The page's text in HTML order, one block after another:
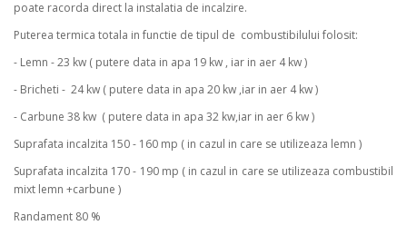
poate racorda direct la instalatia de incalzire.
Puterea termica totala in functie de tipul de combustibilului folosit:
- Lemn - 23 kw ( putere data in apa 19 kw , iar in aer 4 kw )
- Bricheti - 24 kw ( putere data in apa 20 kw ,iar in aer 4 kw )
- Carbune 38 kw ( putere data in apa 32 kw,iar in aer 6 kw )
Suprafata incalzita 150 - 160 mp ( in cazul in care se utilizeaza lemn )
Suprafata incalzita 170 - 190 mp ( in cazul in care se utilizeaza combustibil
mixt lemn +carbune )
Randament 80 %